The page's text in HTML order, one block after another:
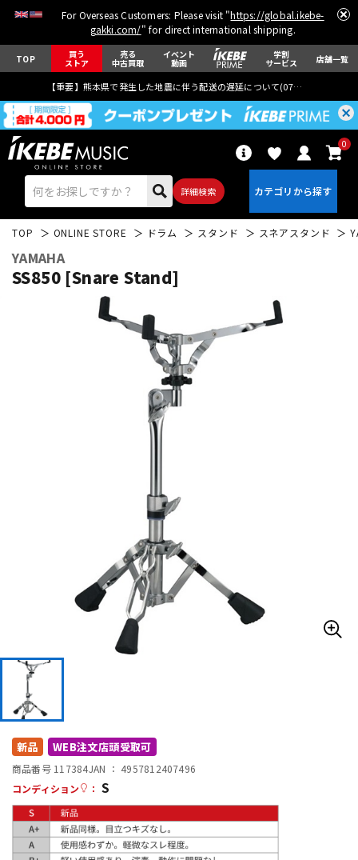
For Overseas Customers: Please visit "https://global.ikebe-
gakki.com/" for direct international shipping.
TOP 買う
ストア
売る
中古買取
イベント
動画
学割
サービス 店舗一覧
【重要】熊本県で発生した地震に伴う配送の遅延について(07月29日
詳細検索
0
エレキギター アコギ/エレアコ
アンプ エフェクター
配信/ライブ機器
中古
TOP ONLINE STORE ドラム スタンド スネアスタンド
YAMAHA
SS850 [Snare Stand]
新品 WEB注文店頭受取可
商品番号 117384JAN ： 4957812407496
コンディション
： S